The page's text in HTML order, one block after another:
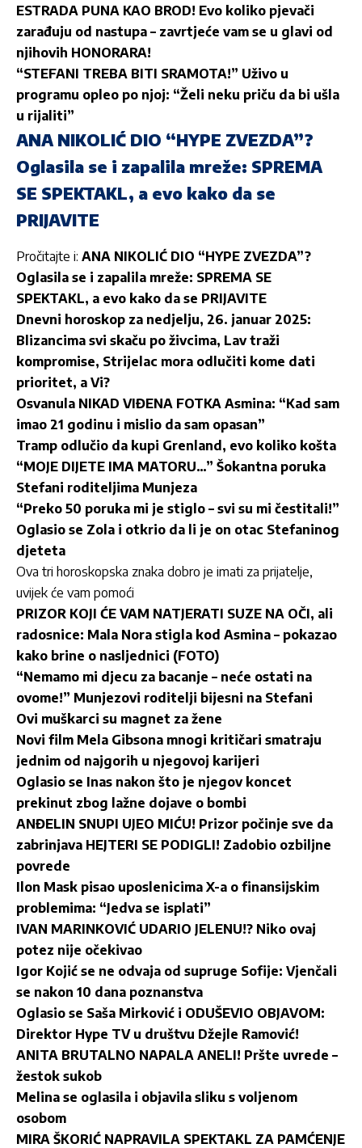
ESTRADA PUNA KAO BROD! Evo koliko pjevači
zarađuju od nastupa – zavrtjeće vam se u glavi od
njihovih HONORARA!
“STEFANI TREBA BITI SRAMOTA!” Uživo u
programu opleo po njoj: “Želi neku priču da bi ušla
u rijaliti”
ANA NIKOLIĆ DIO “HYPE ZVEZDA”?
Oglasila se i zapalila mreže: SPREMA
SE SPEKTAKL, a evo kako da se
PRIJAVITE
Pročitajte i: ANA NIKOLIĆ DIO “HYPE ZVEZDA”?
Oglasila se i zapalila mreže: SPREMA SE
SPEKTAKL, a evo kako da se PRIJAVITE
Dnevni horoskop za nedjelju, 26. januar 2025:
Blizancima svi skaču po živcima, Lav traži
kompromise, Strijelac mora odlučiti kome dati
prioritet, a Vi?
Osvanula NIKAD VIĐENA FOTKA Asmina: “Kad sam
imao 21 godinu i mislio da sam opasan”
Tramp odlučio da kupi Grenland, evo koliko košta
“MOJE DIJETE IMA MATORU…” Šokantna poruka
Stefani roditeljima Munjeza
“Preko 50 poruka mi je stiglo – svi su mi čestitali!”
Oglasio se Zola i otkrio da li je on otac Stefaninog
djeteta
Ova tri horoskopska znaka dobro je imati za prijatelje,
uvijek će vam pomoći
PRIZOR KOJI ĆE VAM NATJERATI SUZE NA OČI, ali
radosnice: Mala Nora stigla kod Asmina – pokazao
kako brine o nasljednici (FOTO)
“Nemamo mi djecu za bacanje – neće ostati na
ovome!” Munjezovi roditelji bijesni na Stefani
Ovi muškarci su magnet za žene
Novi film Mela Gibsona mnogi kritičari smatraju
jednim od najgorih u njegovoj karijeri
Oglasio se Inas nakon što je njegov koncet
prekinut zbog lažne dojave o bombi
ANĐELIN SNUPI UJEO MIĆU! Prizor počinje sve da
zabrinjava HEJTERI SE PODIGLI! Zadobio ozbiljne
povrede
Ilon Mask pisao uposlenicima X-a o finansijskim
problemima: “Jedva se isplati”
IVAN MARINKOVIĆ UDARIO JELENU!? Niko ovaj
potez nije očekivao
Igor Kojić se ne odvaja od supruge Sofije: Vjenčali
se nakon 10 dana poznanstva
Oglasio se Saša Mirković i ODUŠEVIO OBJAVOM:
Direktor Hype TV u društvu Džejle Ramović!
ANITA BRUTALNO NAPALA ANELI! Pršte uvrede –
žestok sukob
Melina se oglasila i objavila sliku s voljenom
osobom
MIRA ŠKORIĆ NAPRAVILA SPEKTAKL ZA PAMĆENJE